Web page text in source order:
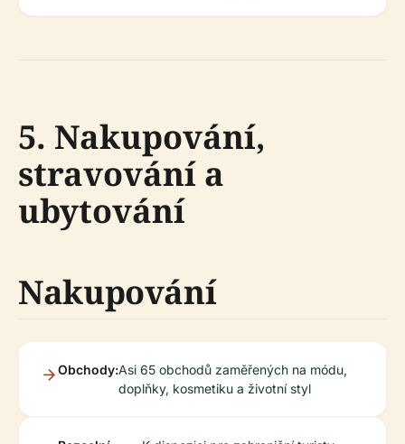
5. Nakupování,
stravování a
ubytování
Nakupování
Obchody:Asi 65 obchodů zaměřených na módu,
doplňky, kosmetiku a životní styl